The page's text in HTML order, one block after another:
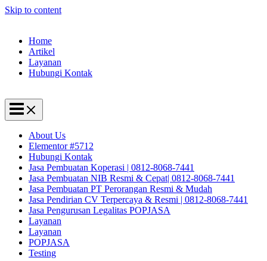
Skip to content
Home
Artikel
Layanan
Hubungi Kontak
About Us
Elementor #5712
Hubungi Kontak
Jasa Pembuatan Koperasi | 0812-8068-7441
Jasa Pembuatan NIB Resmi & Cepat| 0812-8068-7441
Jasa Pembuatan PT Perorangan Resmi & Mudah
Jasa Pendirian CV Terpercaya & Resmi | 0812-8068-7441
Jasa Pengurusan Legalitas POPJASA
Layanan
Layanan
POPJASA
Testing